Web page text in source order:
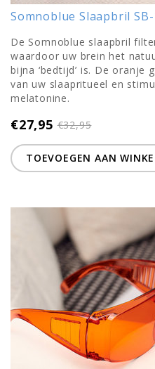
Somnoblue Slaapbril SB-
De Somnoblue slaapbril
waardoor uw brein het
bijna ‘bedtijd’ is. De
van uw slaapritueel en
melatonine.
€27,95€32,95
TOEVOEGEN AAN